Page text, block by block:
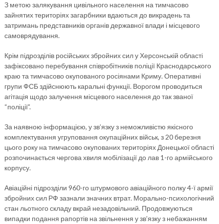
З метою залякування цивільного населення на тимчасово
зайнятих територіях загарбники вдаються до викрадень та
затримань представників органів державної влади і місцевого
самоврядування.
Крім підрозділів російських збройних сил у Херсонській області
зафіксовано перебування співробітників поліції Краснодарського
краю та тимчасово окупованого росіянами Криму. Оперативні
групи ФСБ здійснюють каральні функції. Ворогом проводиться
агітація щодо залучення місцевого населення до так званої
“поліції”.
За наявною інформацією, у зв’язку з неможливістю якісного
комплектування угруповання окупаційних військ, з 20 березня
цього року на тимчасово окупованих територіях Донецької області
розпочинається чергова хвиля мобілізації до лав 1-го армійського
корпусу.
Авіаційні підрозділи 960-го штурмового авіаційного полку 4-ї армії
збройних сил РФ зазнали значних втрат. Морально-психологічний
стан льотного складу вкрай незадовільний. Продовжуються
випадки подання рапортів на звільнення у зв’язку з небажанням